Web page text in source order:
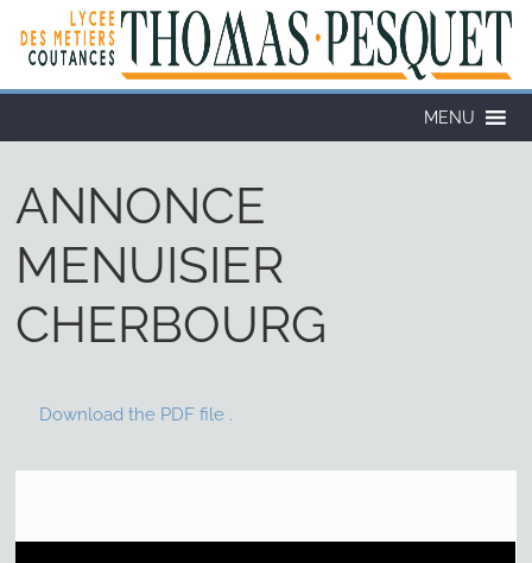
MENU
ANNONCE
MENUISIER
CHERBOURG
Download the PDF file .
Cookies management panel